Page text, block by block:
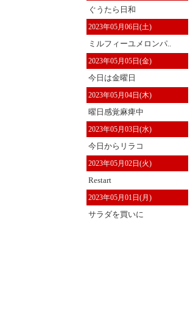
ぐうたら日和
2023年05月06日(土)
ミルフィーユメロンパ..
2023年05月05日(金)
今日は金曜日
2023年05月04日(木)
曜日感覚麻痺中
2023年05月03日(水)
今日からリラコ
2023年05月02日(火)
Restart
2023年05月01日(月)
サラダを買いに